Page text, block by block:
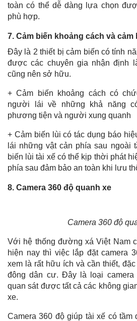
toàn có thể dễ dàng lựa chọn
phù hợp.
7. Cảm biến khoảng cách và cảm
Đây là 2 thiết bị cảm biến có tính
được các chuyên gia nhận định
cũng nên sở hữu.
+ Cảm biến khoảng cách có
người lái về những khả năng
phương tiện và người xung quanh
+ Cảm biến lùi có tác dụng báo
lái những vật cản phía sau ngoài
biến lùi tài xế có thể kịp thời phát
phía sau đảm bảo an toàn khi lưu
8. Camera 360 độ quanh xe
Camera 360 độ
Với hệ thống đường xá Việt Nam
hiện nay thì việc lắp đặt camera
xem là rất hữu ích và cần thiết,
đông dân cư. Đây là loại camera
quan sát được tất cả các không
xe.
Camera 360 độ giúp tài xế có tầm